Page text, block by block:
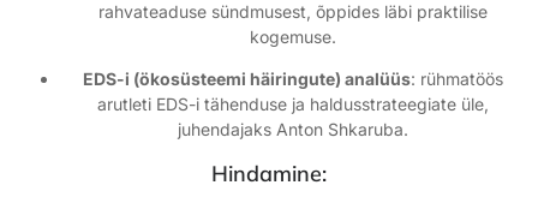
rahvateaduse sündmusest, õppides läbi praktilise
kogemuse.
EDS-i (ökosüsteemi häiringute) analüüs: rühmatöös
arutleti EDS-i tähenduse ja haldusstrateegiate üle,
juhendajaks Anton Shkaruba.
Hindamine: